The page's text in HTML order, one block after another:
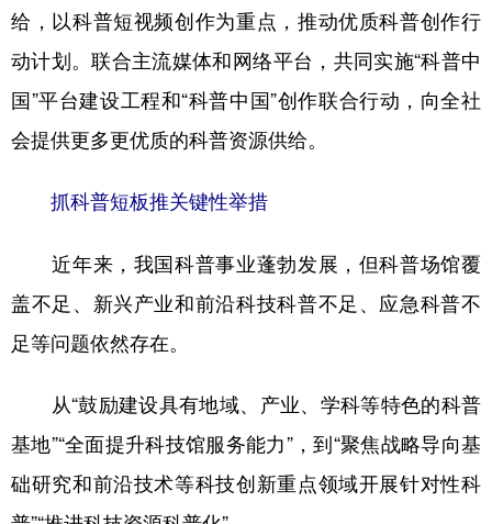
给，以科普短视频创作为重点，推动优质科普创作行
动计划。联合主流媒体和网络平台，共同实施“科普中
国”平台建设工程和“科普中国”创作联合行动，向全社
会提供更多更优质的科普资源供给。
抓科普短板推关键性举措
近年来，我国科普事业蓬勃发展，但科普场馆覆
盖不足、新兴产业和前沿科技科普不足、应急科普不
足等问题依然存在。
从“鼓励建设具有地域、产业、学科等特色的科普
基地”“全面提升科技馆服务能力”，到“聚焦战略导向基
础研究和前沿技术等科技创新重点领域开展针对性科